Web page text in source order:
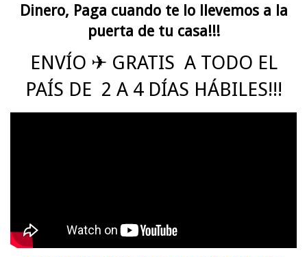
Dinero, Paga cuando te lo llevemos a la
puerta de tu casa!!!
ENVÍO ✈ GRATIS A TODO EL
PAÍS DE 2 A 4 DÍAS HÁBILES!!!